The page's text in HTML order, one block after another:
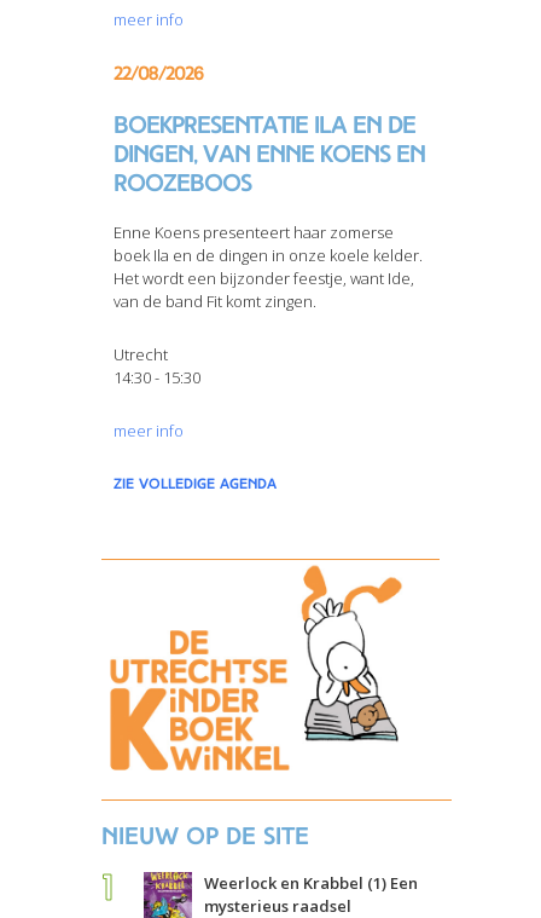
meer info
22/08/2026
Boekpresentatie Ila en de
dingen, van Enne Koens en
Roozeboos
Enne Koens presenteert haar zomerse
boek Ila en de dingen in onze koele kelder.
Het wordt een bijzonder feestje, want Ide,
van de band Fit komt zingen.
Utrecht
14:30 - 15:30
meer info
zie volledige agenda
Nieuw op de site
Weerlock en Krabbel (1) Een
mysterieus raadsel